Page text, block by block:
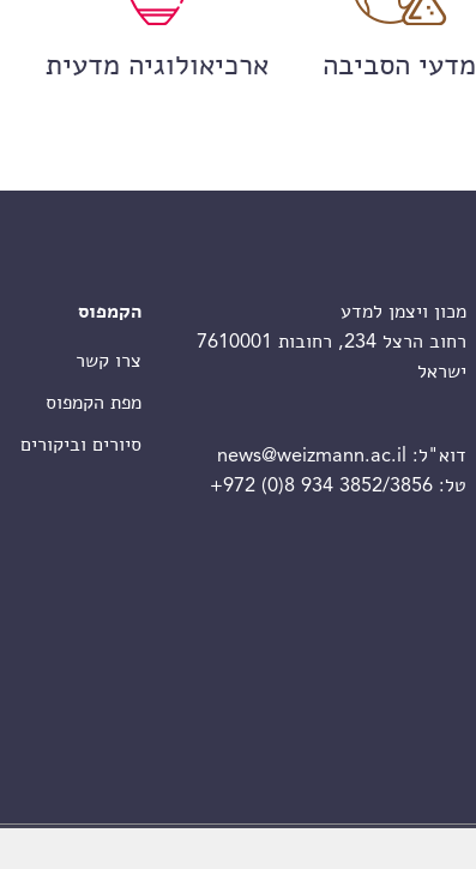
מדעי הסביבה ארכיאולוגיה מדעית
מכון ויצמן למדע
רחוב הרצל 234, רחובות 7610001
ישראל
דוא"ל:
news@weizmann.ac.il
טל:+972 (0)8 934 3852/3856
הקמפוס
צרו קשר
מפת הקמפוס
סיורים וביקורים